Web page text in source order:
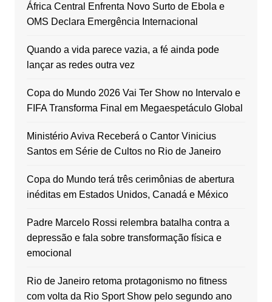
África Central Enfrenta Novo Surto de Ebola e
OMS Declara Emergência Internacional
Quando a vida parece vazia, a fé ainda pode
lançar as redes outra vez
Copa do Mundo 2026 Vai Ter Show no Intervalo e
FIFA Transforma Final em Megaespetáculo Global
Ministério Aviva Receberá o Cantor Vinicius
Santos em Série de Cultos no Rio de Janeiro
Copa do Mundo terá três cerimônias de abertura
inéditas em Estados Unidos, Canadá e México
Padre Marcelo Rossi relembra batalha contra a
depressão e fala sobre transformação física e
emocional
Rio de Janeiro retoma protagonismo no fitness
com volta da Rio Sport Show pelo segundo ano